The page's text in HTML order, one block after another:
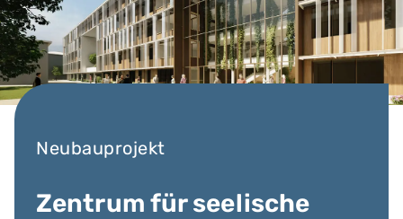
Neubauprojekt
Zentrum für seelische